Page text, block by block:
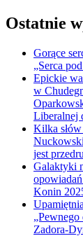
Ostatnie
Gorące
„Serca
Epickie
w
Liberalnej
Kilka
jest
Galaktyki
Konin
Zadora-